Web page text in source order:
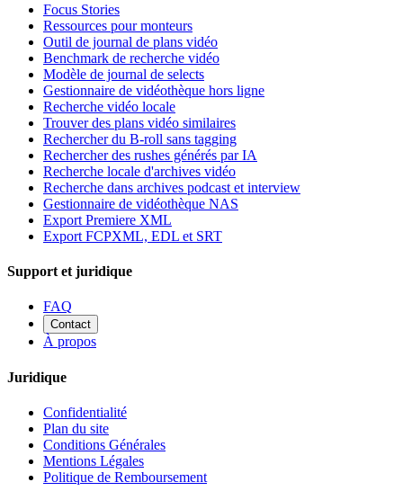
Focus Stories
Ressources pour monteurs
Outil de journal de plans vidéo
Benchmark de recherche vidéo
Modèle de journal de selects
Gestionnaire de vidéothèque hors ligne
Recherche vidéo locale
Trouver des plans vidéo similaires
Rechercher du B-roll sans tagging
Rechercher des rushes générés par IA
Recherche locale d'archives vidéo
Recherche dans archives podcast et interview
Gestionnaire de vidéothèque NAS
Export Premiere XML
Export FCPXML, EDL et SRT
Support et juridique
FAQ
Contact
À propos
Juridique
Confidentialité
Plan du site
Conditions Générales
Mentions Légales
Politique de Remboursement